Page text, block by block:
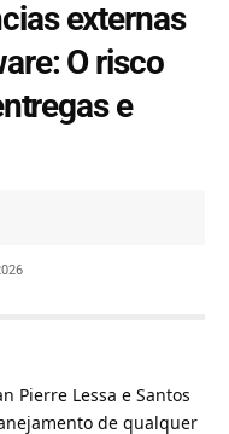
externas
O risco
e
Pierre Lessa e Santos
de qualquer